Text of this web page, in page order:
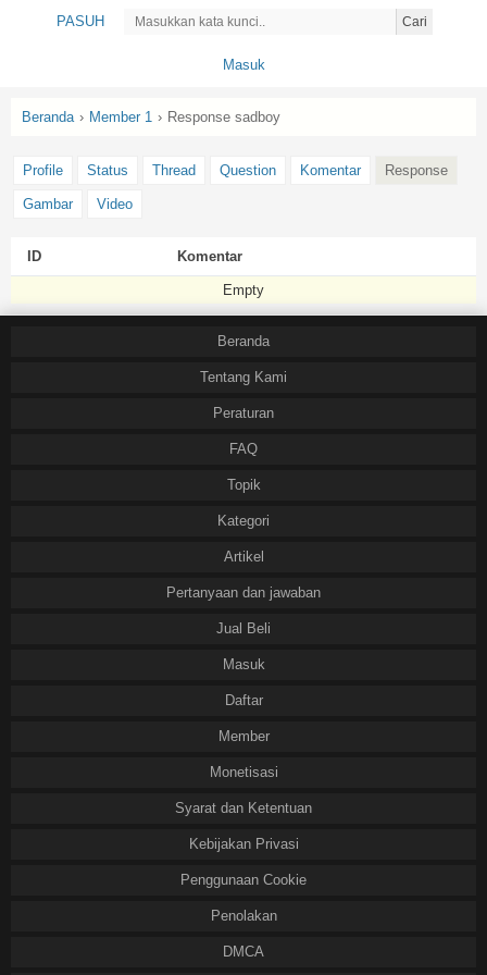
PASUH Cari
Masuk
Beranda › Member 1 › Response sadboy
Profile Status Thread Question Komentar Response
Gambar Video
ID Komentar
Empty
Beranda
Tentang Kami
Peraturan
FAQ
Topik
Kategori
Artikel
Pertanyaan dan jawaban
Jual Beli
Masuk
Daftar
Member
Monetisasi
Syarat dan Ketentuan
Kebijakan Privasi
Penggunaan Cookie
Penolakan
DMCA